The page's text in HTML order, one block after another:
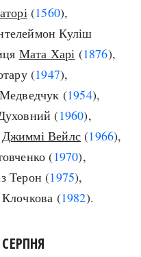
(1560),
Куліш
Мата Харі (1876),
(1947),
(1954),
(1960),
Джиммі Вейлс (1966),
(1970),
Терон (1975),
(1982).